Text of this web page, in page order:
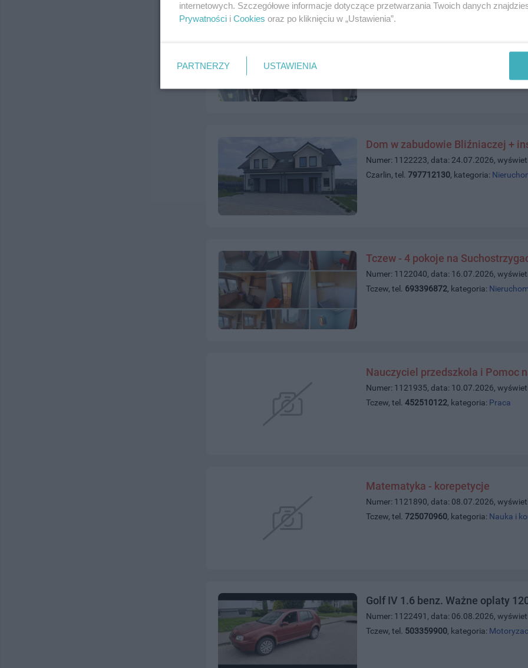
Dom w zabudowie Bliźniaczej +
Numer: 1122223, data: 24.07.2026,
Czarlin, tel.797712130, kategoria:
Tczew - 4 pokoje na
Numer: 1122040, data: 16.07.2026,
Tczew, tel. 693396872, kategoria:
Nauczyciel przedszkola i Pomoc
Numer: 1121935, data: 10.07.2026,
Tczew, tel.452510122, kategoria: Praca
Matematyka - korepetycje
Numer: 1121890, data: 08.07.2026,
Tczew, tel.725070960, kategoria: Nauka i
Golf IV 1.6 benz. Ważne oplaty
Numer: 1122491, data: 06.08.2026,
Tczew, tel. 503359900, kategoria:
internetowych. Szczegółowe informacje dotyczące przetwarzania Twoich danych
Prywatności i Cookies oraz po kliknięciu w „Ustawienia”.
PARTNERZY USTAWIENIA